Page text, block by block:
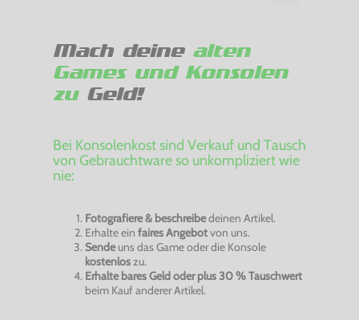
Mach deine alten
Games und Konsolen
zuGeld!
Bei Konsolenkost sind Verkauf und Tausch
von Gebrauchtware so unkompliziert wie
nie:
Fotografiere & beschreibedeinen Artikel.
Erhalte ein faires Angebotvon uns.
Sendeuns das Game oder die Konsole
kostenloszu.
Erhalte bares Geld oder plus 30 % Tauschwert
beim Kauf anderer Artikel.